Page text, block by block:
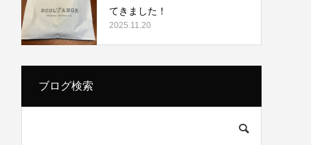
てきました！
2025.11.20
ブログ検索